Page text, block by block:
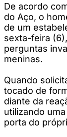
De acordo
do Aço, o
de um
sexta-feira
perguntas
meninas.
Quando
tocado de
diante da
utilizando
porta do